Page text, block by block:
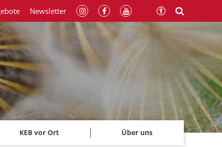
KEB vor Ort Über uns
Newsletter